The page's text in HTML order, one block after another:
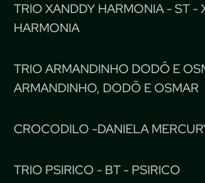
TRIO XANDDY HARMONIA - ST -
HARMONIA
TRIO ARMANDINHO DODÔ E
ARMANDINHO, DODÕ E OSMAR
CROCODILO -DANIELA
TRIO PSIRICO - BT - PSIRICO